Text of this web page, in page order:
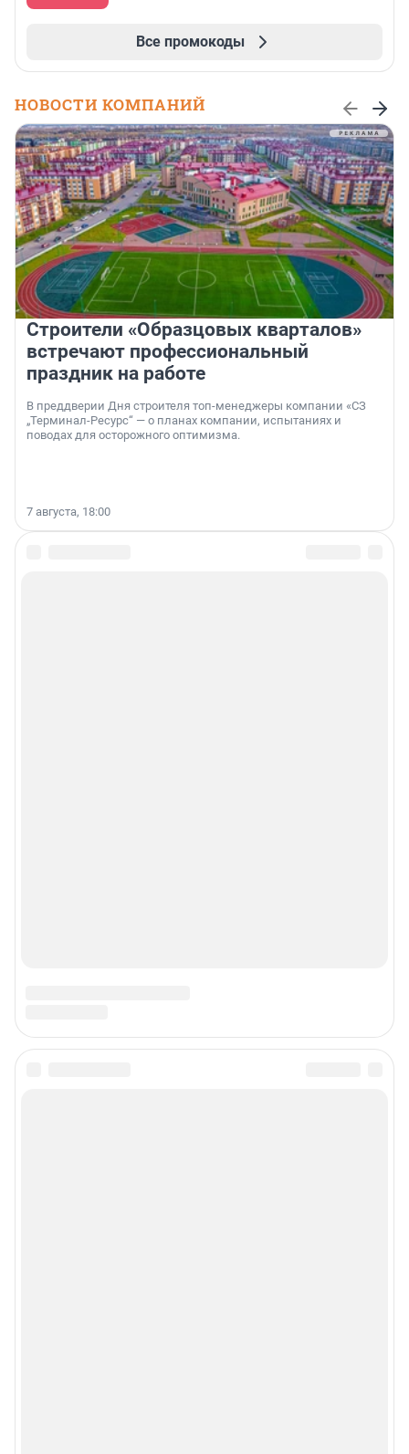
Все промокоды
НОВОСТИ КОМПАНИЙ
Строители «Образцовых кварталов»
встречают профессиональный
праздник на работе
В преддверии Дня строителя топ-менеджеры компании «СЗ
„Терминал-Ресурс“ — о планах компании, испытаниях и
поводах для осторожного оптимизма.
7 августа, 18:00